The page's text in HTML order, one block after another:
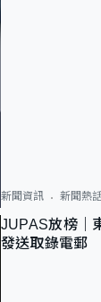
新聞資訊 新聞熱
JUPAS放榜｜
發送取錄電郵